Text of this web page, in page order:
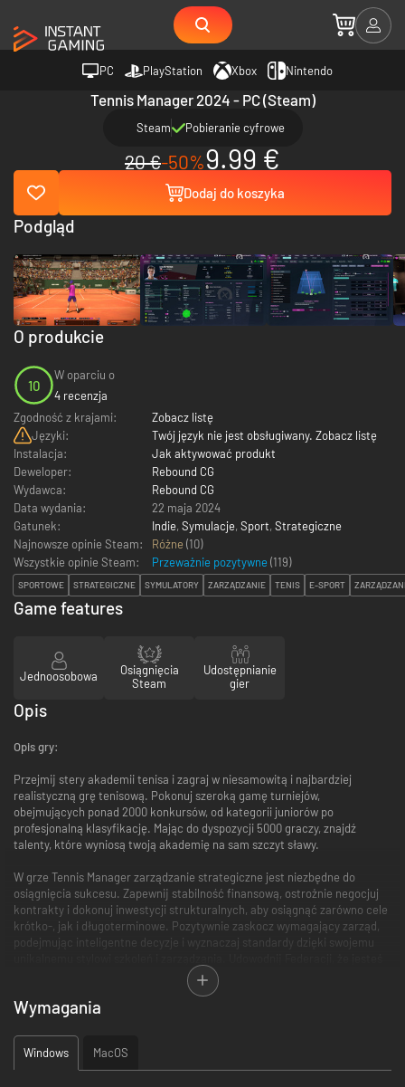
PC PlayStation Xbox Nintendo
Tennis Manager 2024 - PC (Steam)
Steam Pobieranie cyfrowe
20 €-50%9.99 €
Dodaj do koszyka
O produkcie
10
W oparciu o
4 recenzja
Zgodność z krajami:
Zobacz listę
Języki:
Twój język nie jest obsługiwany. Zobacz listę
Instalacja:
Jak aktywować produkt
Deweloper:
Rebound CG
Wydawca:
Rebound CG
Data wydania:
22 maja 2024
Gatunek:
Indie, Symulacje, Sport, Strategiczne
Najnowsze opinie Steam:
Różne (10)
Wszystkie opinie Steam:
Przeważnie pozytywne (119)
SPORTOWE STRATEGICZNE SYMULATORY ZARZĄDZANIE TENIS E-SPORT
Podgląd
Game features
Jednoosobowa
Osiągnięcia
Steam
Udostępnianie
gier
Opis
Opis gry:
Przejmij stery akademii tenisa i zagraj w niesamowitą i najbardziej
realistyczną grę tenisową. Pokonuj szeroką gamę turniejów,
obejmujących ponad 2000 konkursów, od kategorii juniorów po
profesjonalną klasyfikację. Mając do dyspozycji 5000 graczy, znajdź
talenty, które wyniosą twoją akademię na sam szczyt sławy.
W grze Tennis Manager zarządzanie strategiczne jest niezbędne do
osiągnięcia sukcesu. Zapewnij stabilność finansową, ostrożnie negocjuj
kontrakty i dokonuj inwestycji strukturalnych, aby osiągnąć zarówno cele
krótko-, jak i długoterminowe. Pozytywnie zaskocz wymagający zarząd,
podejmując inteligentne decyzje i wyznaczaj standardy dzięki swojemu
właściwym wyborem na stanowisko kapitana. Podejmij nowe obowiązki i
poprowadź drużynę narodową do największego zwycięstwa. Dzięki
najnowocześniejszemu silnikowi 3D możesz zanurzyć się w sercu akcji i
Nowe funkcjonalności TM24:
Wymagania
Windows MacOS